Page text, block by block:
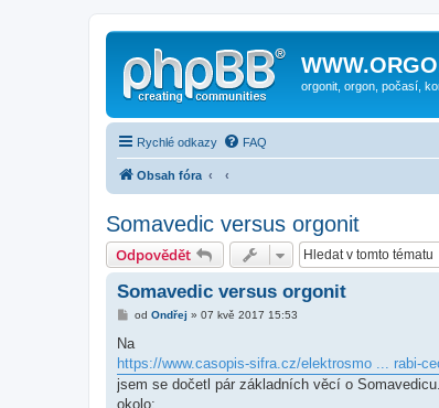
orgonit, orgon, počasí,
Rychlé odkazy FAQ
Obsah fóra
Somavedic versus orgonit
Odpovědět
Somavedic versus orgonit
P
í
p
ě
v
od Ondřej » 07 kvě 2017 15:53
Na
https://www.casopis-sifra.cz/elektrosmo ... rabi-
jsem se dočetl pár základních věcí o
okolo: